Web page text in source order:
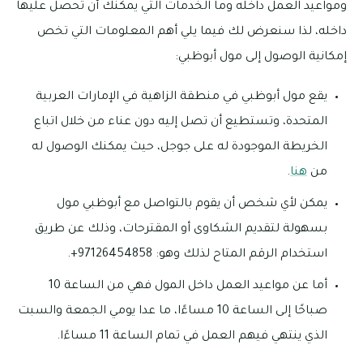
ومواعيد العمل داخله وما الخدمات التي يمكنك أن تحصل عليها
داخله، لذا سنعرض لك فيما يلي أهم المعلومات التي تخص
إمكانية الوصول إلى مول أبوظبي:
يقع مول أبوظبي في منطقة الزاهية في الإمارات العربية
المتحدة، وتستطيع أن تصل إليه دون عناء من خلال اتباع
الخريطة الموجودة له على جوجل، حيث يمكنك الوصول له
من هنا.
يمكن لأي شخص أن يقوم بالتواصل مع أبوظبي مول
بسهولة لتقديم الشكاوى أو المقترحات، وذلك عن طريق
استخدام الرقم المتاح لذلك وهو: 97126454858+.
أما عن مواعيد العمل داخل المول فهي من الساعة 10
صباحًا إلى الساعة 10 مساءًا، ما عدا يومي الجمعة والسبت
الذي ينتهي فيهم العمل في تمام الساعة 11 مساءًا.